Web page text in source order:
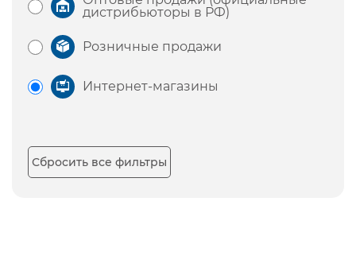
дистрибьюторы в РФ)
Розничные продажи
Интернет-магазины
Сбросить все фильтры